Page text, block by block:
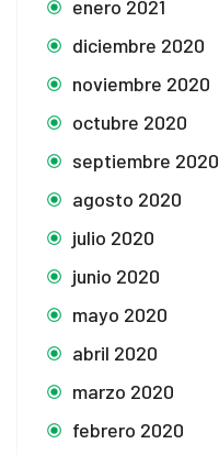
enero 2021
diciembre 2020
noviembre 2020
octubre 2020
septiembre 2020
agosto 2020
julio 2020
junio 2020
mayo 2020
abril 2020
marzo 2020
febrero 2020